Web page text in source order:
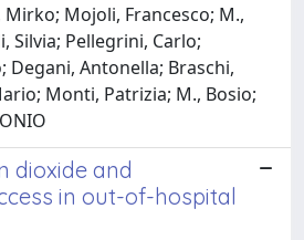
Mirko; Mojoli, Francesco; M.,
Silvia; Pellegrini, Carlo;
Degani, Antonella; Braschi,
Monti, Patrizia; M., Bosio;
dioxide and
in out-of-hospital